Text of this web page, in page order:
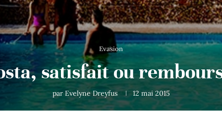
Evasion
satisfait ou
par Evelyne Dreyfus 12 mai 2015